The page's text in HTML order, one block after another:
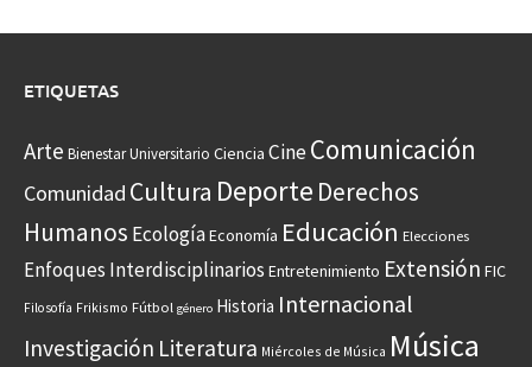
ETIQUETAS
Arte Bienestar Universitario Ciencia CineComunicación
Comunidad Cultura Deporte Derechos
Humanos EcologíaEconomía Educación Elecciones
Enfoques Interdisciplinarios Entretenimiento Extensión FIC
Filosofía Frikismo Fútbol género Historia Internacional
Investigación Literatura Miércoles de Música Música